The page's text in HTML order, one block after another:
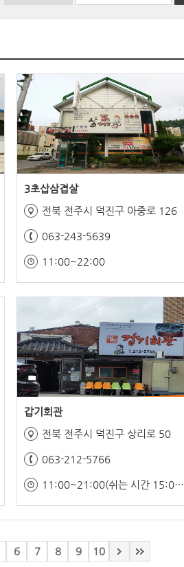
3초삽삼겹살
전북 전주시 덕진구 아중로 126
063-243-5639
11:00~22:00
갑기회관
전북 전주시 덕진구 상리로 50
063-212-5766
11:00~21:00(쉬는 시간 15:00~17:00)
6 7 8 9 10